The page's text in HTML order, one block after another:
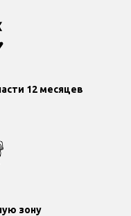
12 месяцев
зону